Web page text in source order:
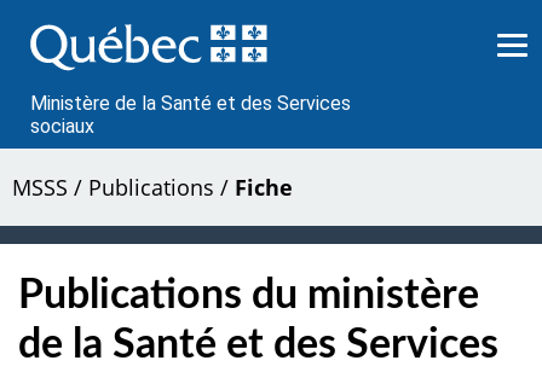
au
contenu
Ministère de la Santé et des Services
sociaux
MSSS / Publications / Fiche
Publications du ministère
de la Santé et des Services